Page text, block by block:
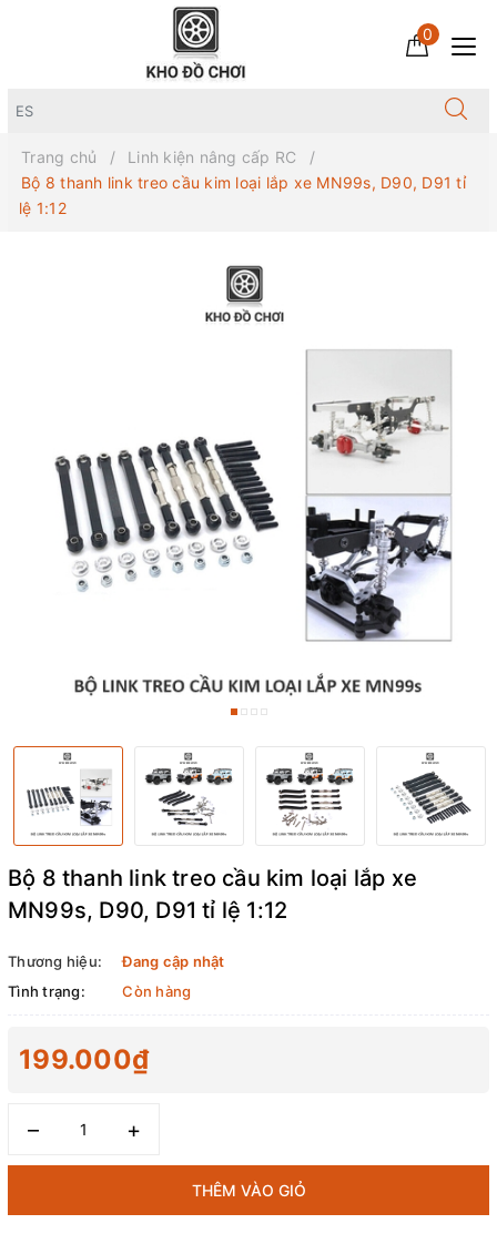
0
Trang chủ
Linh kiện nâng cấp RC
Bộ 8 thanh link treo cầu kim loại lắp xe MN99s, D90, D91 tỉ
lệ 1:12
Bộ 8 thanh link treo cầu kim loại lắp xe
MN99s, D90, D91 tỉ lệ 1:12
Thương hiệu:
Đang cập nhật
Tình trạng:
Còn hàng
199.000₫
– +
THÊM VÀO GIỎ